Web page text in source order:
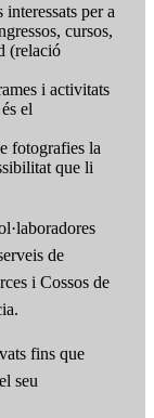
per a
cursos,
(relació
i activitats
el
fotografies la
que li
de
i Cossos de
fins que
seu